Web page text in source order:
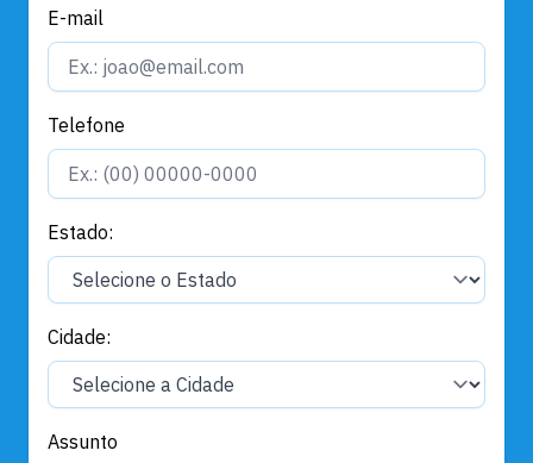
E-mail
Telefone
Estado:
Cidade:
Assunto